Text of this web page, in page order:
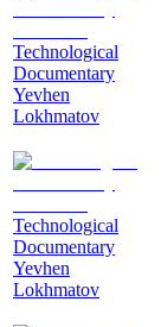
Technological
Documentary
Yevhen
Lokhmatov
Technological
Documentary
Yevhen
Lokhmatov